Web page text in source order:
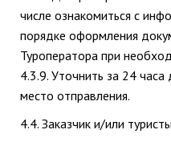
числе ознакомиться с
порядке оформления
Туроператора при
4.3.9. Уточнить за 24
место отправления.
4.4. Заказчик и/или